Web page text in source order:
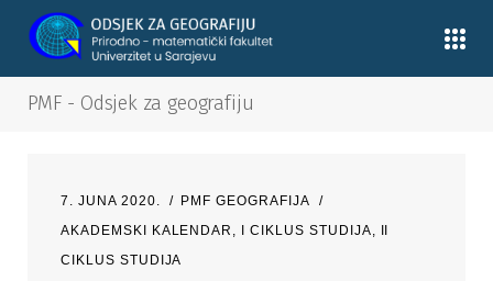
PMF - Odsjek za geografiju
7. JUNA 2020.
PMF GEOGRAFIJA
AKADEMSKI KALENDAR , I CIKLUS STUDIJA,
CIKLUS STUDIJA